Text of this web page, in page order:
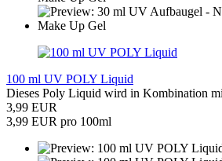
100 ml UV POLY Liquid
Dieses Poly Liquid wird in Kombination
3,99 EUR
3,99 EUR pro 100ml